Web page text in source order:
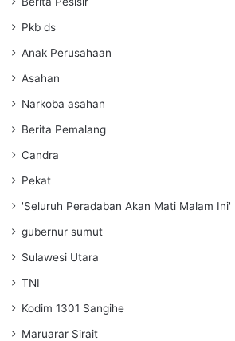
Pkb ds
Anak Perusahaan
Asahan
Narkoba asahan
Berita Pemalang
Candra
Pekat
'Seluruh Peradaban Akan Mati Malam Ini'
gubernur sumut
Sulawesi Utara
TNI
Kodim 1301 Sangihe
Maruarar Sirait